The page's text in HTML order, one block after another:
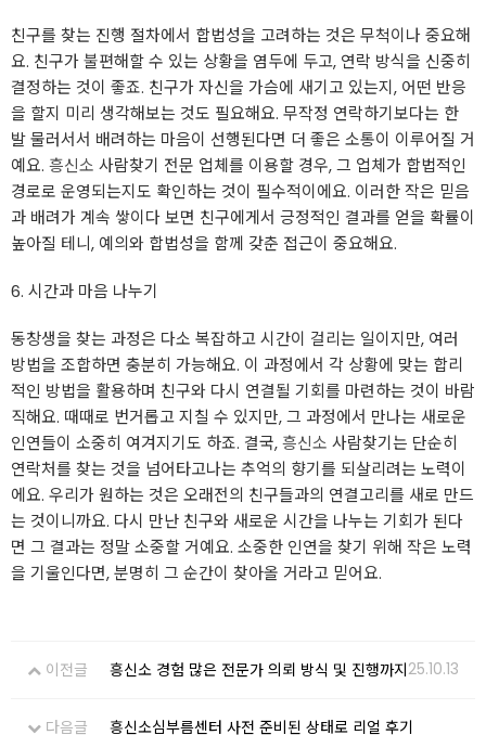
친구를 찾는 진행 절차에서 합법성을 고려하는 것은 무척이나 중요해
요. 친구가 불편해할 수 있는 상황을 염두에 두고, 연락 방식을 신중히
결정하는 것이 좋죠. 친구가 자신을 가슴에 새기고 있는지, 어떤 반응
을 할지 미리 생각해보는 것도 필요해요. 무작정 연락하기보다는 한
발 물러서서 배려하는 마음이 선행된다면 더 좋은 소통이 이루어질 거
예요. 흥신소 사람찾기 전문 업체를 이용할 경우, 그 업체가 합법적인
경로로 운영되는지도 확인하는 것이 필수적이에요. 이러한 작은 믿음
과 배려가 계속 쌓이다 보면 친구에게서 긍정적인 결과를 얻을 확률이
높아질 테니, 예의와 합법성을 함께 갖춘 접근이 중요해요.
6. 시간과 마음 나누기
동창생을 찾는 과정은 다소 복잡하고 시간이 걸리는 일이지만, 여러
방법을 조합하면 충분히 가능해요. 이 과정에서 각 상황에 맞는 합리
적인 방법을 활용하며 친구와 다시 연결될 기회를 마련하는 것이 바람
직해요. 때때로 번거롭고 지칠 수 있지만, 그 과정에서 만나는 새로운
인연들이 소중히 여겨지기도 하죠. 결국,흥신소 사람찾기는 단순히
연락처를 찾는 것을 넘어타고나는 추억의 향기를 되살리려는 노력이
에요. 우리가 원하는 것은 오래전의 친구들과의 연결고리를 새로 만드
는 것이니까요. 다시 만난 친구와 새로운 시간을 나누는 기회가 된다
면 그 결과는 정말 소중할 거예요. 소중한 인연을 찾기 위해 작은 노력
을 기울인다면, 분명히 그 순간이 찾아올 거라고 믿어요.
이전글 흥신소 경험 많은 전문가 의뢰 방식 및 진행까지25.10.13
다음글 흥신소심부름센터 사전 준비된 상태로 리얼 후기